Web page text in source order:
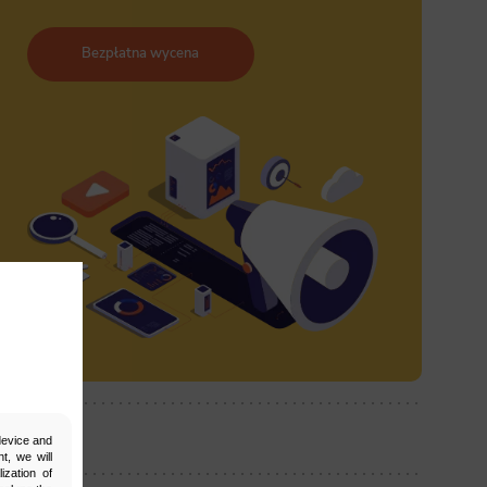
and
we will
of
Bezpłatna wycena